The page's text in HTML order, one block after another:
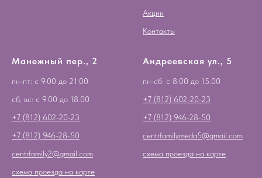
Акции
Контакты
Манежный пер., 2
пн-пт: с 9.00 до 21.00
сб, вс: с 9.00 до 18.00
+7 (812) 602-20-23
+7 (812) 946-28-50
centrfamily2@gmail.com
схема проезда на карте
Андреевская ул., 5
пн-сб: с 8.00 до 15.00
+7 (812) 602-20-23
+7 (812) 946-28-50
centrfamilymeda5@gmail.com
схема проезда на карте